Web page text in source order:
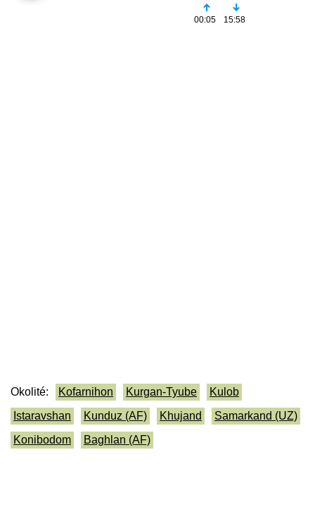
00:05 15:58
Okolité: Kofarnihon Kurgan-Tyube
Kulob
Istaravshan
Kunduz (AF) Khujand
Samarkand (UZ)
Konibodom
Baghlan (AF)